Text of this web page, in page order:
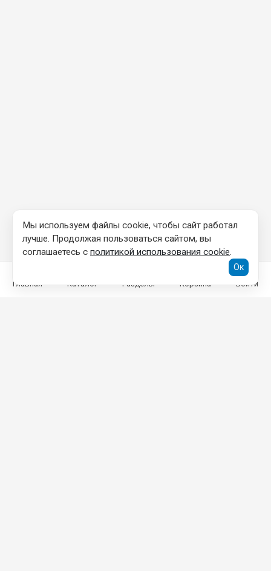
Главная Каталог Разделы Корзина Войти
Мы используем файлы cookie, чтобы сайт работал
лучше. Продолжая пользоваться сайтом, вы
соглашаетесь с политикой использования cookie.
Ок